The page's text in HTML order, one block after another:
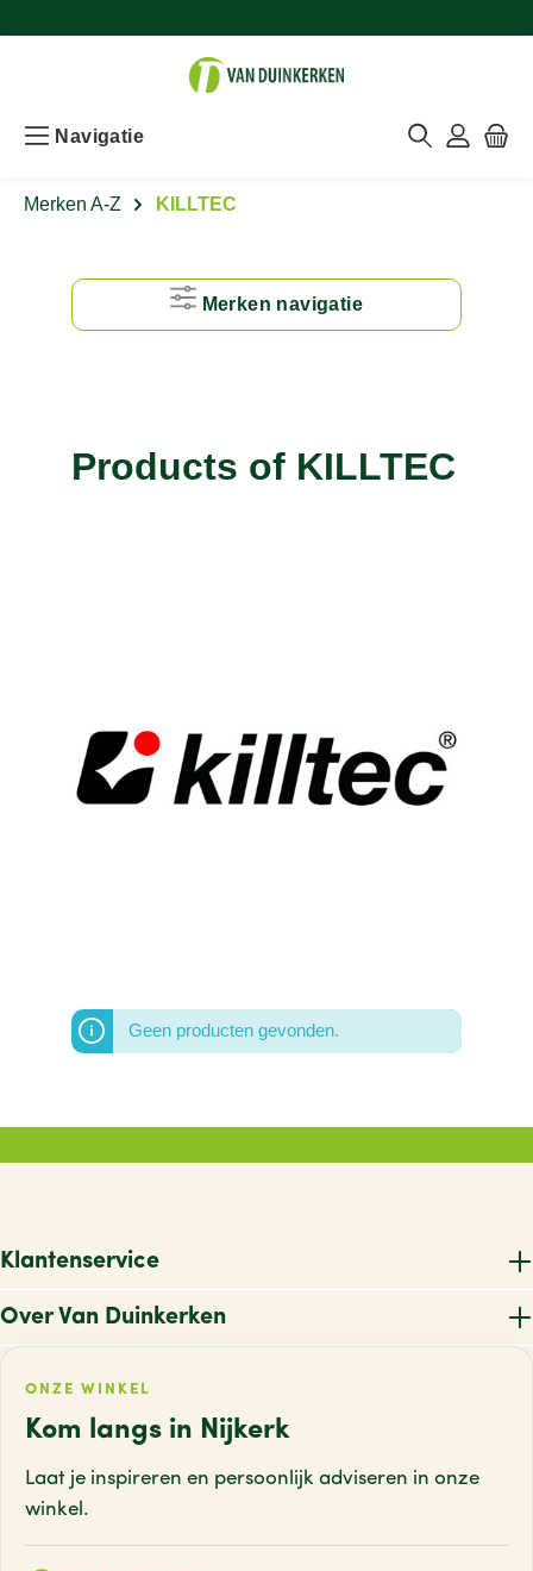
Navigatie
Merken A-Z KILLTEC
Merken navigatie
G
H
M
P
S
U
V
W
Products of KILLTEC
Geen producten gevonden.
Klantenservice
Over Van Duinkerken
ONZE WINKEL
Kom langs in Nijkerk
Laat je inspireren en persoonlijk adviseren in onze
winkel.